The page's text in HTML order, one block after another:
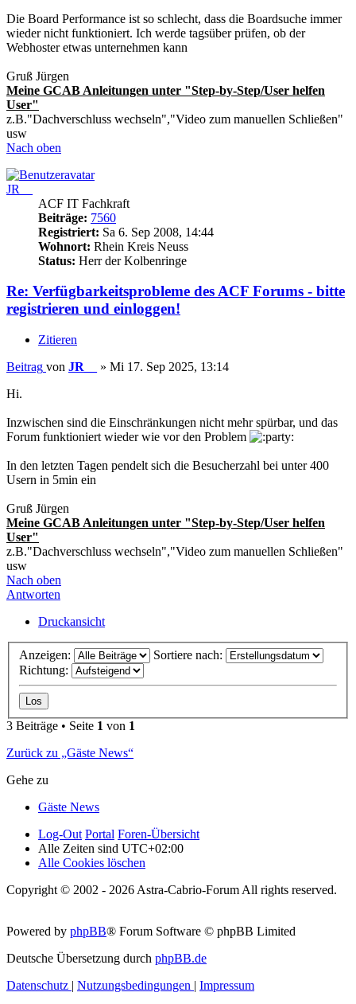
Die Board Performance ist so schlecht, dass die Boardsuche immer
wieder nicht funktioniert. Ich werde tagsüber prüfen, ob der
Webhoster etwas unternehmen kann
Gruß Jürgen
Meine GCAB Anleitungen unter "Step-by-Step/User helfen
User"
z.B."Dachverschluss wechseln","Video zum manuellen Schließen"
usw
Nach oben
JR__
ACF IT Fachkraft
Beiträge: 7560
Registriert: Sa 6. Sep 2008, 14:44
Wohnort: Rhein Kreis Neuss
Status: Herr der Kolbenringe
Re: Verfügbarkeitsprobleme des ACF Forums - bitte
registrieren und einloggen!
Zitieren
Beitrag von JR__ » Mi 17. Sep 2025, 13:14
Hi.
Inzwischen sind die Einschränkungen nicht mehr spürbar, und das
Forum funktioniert wieder wie vor den Problem
In den letzten Tagen pendelt sich die Besucherzahl bei unter 400
Usern in 5min ein
Gruß Jürgen
Meine GCAB Anleitungen unter "Step-by-Step/User helfen
User"
z.B."Dachverschluss wechseln","Video zum manuellen Schließen"
usw
Nach oben
Antworten
Druckansicht
Anzeigen:
Sortiere nach:
Richtung:
3 Beiträge • Seite 1 von 1
Zurück zu „Gäste News“
Gehe zu
Gäste News
Log-Out Portal Foren-Übersicht
Alle Zeiten sind UTC+02:00
Alle Cookies löschen
Copyright © 2002 - 2026 Astra-Cabrio-Forum All rights reserved.
Powered by phpBB® Forum Software © phpBB Limited
Deutsche Übersetzung durch phpBB.de
Datenschutz | Nutzungsbedingungen | Impressum